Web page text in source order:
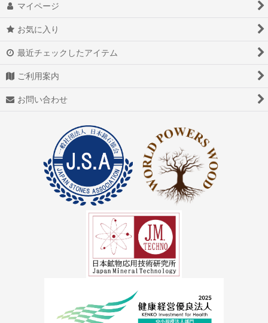
マイページ
お気に入り
最近チェックしたアイテム
ご利用案内
お問い合わせ